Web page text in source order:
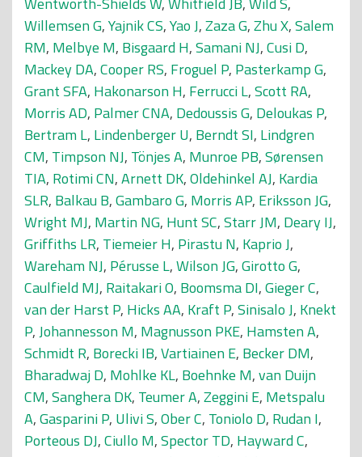
Willemsen G,Yajnik CS,Yao J,Zaza G,Zhu X,Salem
RM, Melbye M, Bisgaard H,Samani NJ,Cusi D,
Mackey DA,Cooper RS, Froguel P, Pasterkamp G,
Grant SFA, Hakonarson H, Ferrucci L,Scott RA,
Morris AD, Palmer CNA, Dedoussis G, Deloukas P,
Bertram L, Lindenberger U, Berndt SI, Lindgren
CM, Timpson NJ, Tönjes A, Munroe PB,Sørensen
TIA, Rotimi CN,Arnett DK,Oldehinkel AJ, Kardia
SLR, Balkau B,Gambaro G, Morris AP, Eriksson JG,
Wright MJ, Martin NG, Hunt SC,Starr JM, Deary IJ,
Griffiths LR, Tiemeier H, Pirastu N, Kaprio J,
Wareham NJ, Pérusse L,Wilson JG,Girotto G,
Caulfield MJ, Raitakari O, Boomsma DI,Gieger C,
van der Harst P, Hicks AA, Kraft P,Sinisalo J, Knekt
P,Johannesson M, Magnusson PKE, Hamsten A,
Schmidt R, Borecki IB,Vartiainen E, Becker DM,
Bharadwaj D, Mohlke KL, Boehnke M,van Duijn
CM,Sanghera DK, Teumer A,Zeggini E, Metspalu
A,Gasparini P, Ulivi S,Ober C, Toniolo D, Rudan I,
Porteous DJ,Ciullo M,Spector TD, Hayward C,